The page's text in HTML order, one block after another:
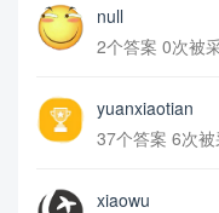
null
2个答案 0次被
yuanxiaotian
37个答案 6次被
xiaowu